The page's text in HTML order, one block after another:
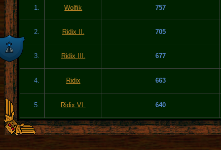
1. Wolfik 757
2. Ridix II. 705
3. Ridix III. 677
4. Ridix 663
5. Ridix VI. 640